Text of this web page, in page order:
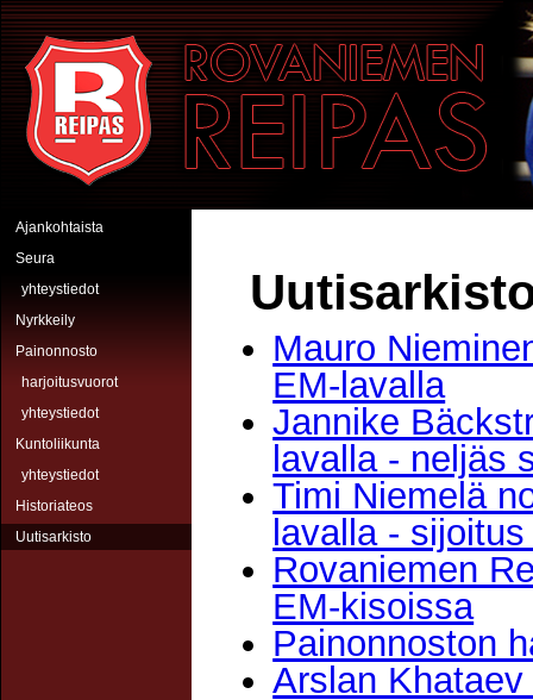
Hyppää pääsisältöön
Rovaniemen Reipas
Ajankohtaista
Seura
yhteystiedot
Nyrkkeily
Painonnosto
harjoitusvuorot
yhteystiedot
Kuntoliikunta
yhteystiedot
Historiateos
Uutisarkisto
Mauro
EM-lavalla
Jannike
lavalla - neljäs
Timi Niemelä
lavalla -
Rovaniemen
EM-kisoissa
Painonnoston
Arslan